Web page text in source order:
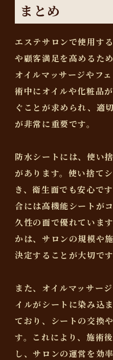
まとめ
エステサロンで使用す
や顧客満足を高めるた
オイルマッサージやフ
術中にオイルや化粧品
ぐことが求められ、適
が非常に重要です。
防水シートには、使い
があります。使い捨て
き、衛生面でも安心で
合には高機能シートが
久性の面で優れていま
かは、サロンの規模や
決定することが大切です
また、オイルマッサー
イルがシートに染み込
ており、シートの交換
す。これにより、施術
し、サロンの運営を効